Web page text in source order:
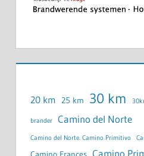
20 km 25 km 30 km
brander Camino del Norte
Camino del Norte. Camino Primitivo